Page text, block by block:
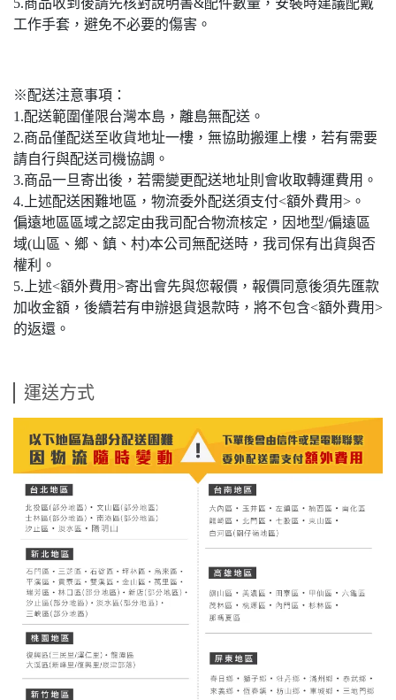
5.商品收到後請先核對說明書&配件數量，安裝時建議配戴
工作手套，避免不必要的傷害。
※配送注意事項：
1.配送範圍僅限台灣本島，離島無配送。
2.商品僅配送至收貨地址一樓，無協助搬運上樓，若有需要
請自行與配送司機協調。
3.商品一旦寄出後，若需變更配送地址則會收取轉運費用。
4.上述配送困難地區，物流委外配送須支付<額外費用>。
偏遠地區區域之認定由我司配合物流核定，因地型/偏遠區
域(山區、鄉、鎮、村)本公司無配送時，我司保有出貨與否
權利。
5.上述<額外費用>寄出會先與您報價，報價同意後須先匯款
加收金額，後續若有申辦退貨退款時，將不包含<額外費用>
的返還。
運送方式